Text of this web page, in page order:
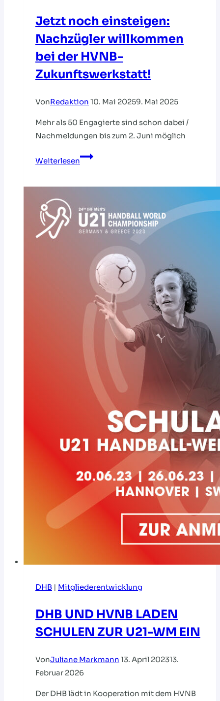
Jetzt noch einsteigen:
Nachzügler willkommen
bei der HVNB-
Zukunftswerkstatt!
VonRedaktion 10. Mai 20259. Mai 2025
Mehr als 50 Engagierte sind schon dabei /
Nachmeldungen bis zum 2. Juni möglich
Weiterlesen
Jetzt
willkommen
bei
der
HVNB-
Zukunftswerkstatt!
DHB | Mitgliederentwicklung
DHB UND HVNB LADEN
SCHULEN ZUR U21-WM EIN
VonJuliane Markmann 13. April 202313.
Februar 2026
Der DHB lädt in Kooperation mit dem HVNB